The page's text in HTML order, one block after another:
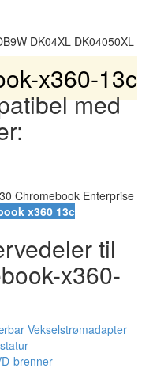
DK04XL DK04050XL
x360-13c
med
Chromebook Enterprise
x360 13c
til
x360-
Vekselstrømadapter
brenner